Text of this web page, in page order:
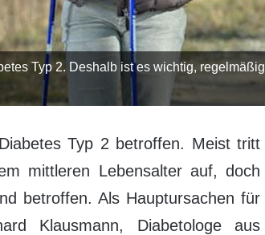
Typ 2. Deshalb ist es wichtig, regelmäßig
Typ 2 betroffen. Meist tritt
mittleren Lebensalter auf, doch
betroffen. Als Hauptursachen für
Klausmann, Diabetologe aus